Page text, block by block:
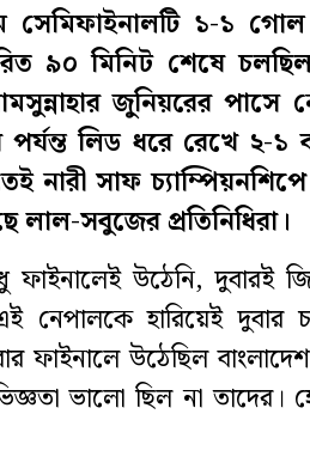
সেমিফাইনালটি ১-১
৯০ মিনিট শেষে
জুনিয়রের পাসে
লিড ধরে রেখে ২-১
নারী সাফ
লাল-সবুজের প্রতিনিধিরা।
উঠেনি, দুবারই
হারিয়েই দুবার
উঠেছিল
ভালো ছিল না তাদের।